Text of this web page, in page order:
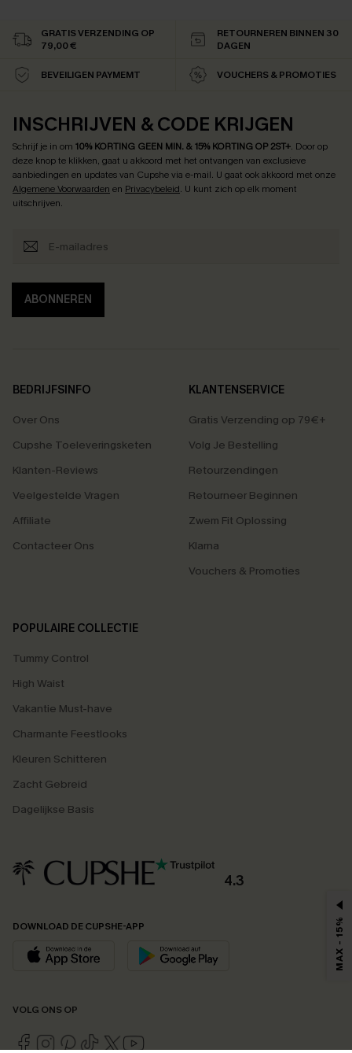
GRATIS VERZENDING OP
79,00 €
RETOURNEREN BINNEN 30
DAGEN
BEVEILIGEN PAYMEMT VOUCHERS & PROMOTIES
INSCHRIJVEN & CODE KRIJGEN
Schrijf je in om 10% KORTING GEEN MIN. & 15% KORTING OP 2ST+. Door op
deze knop te klikken, gaat u akkoord met het ontvangen van exclusieve
aanbiedingen en updates van Cupshe via e-mail. U gaat ook akkoord met onze
Algemene Voorwaarden en Privacybeleid. U kunt zich op elk moment
uitschrijven.
ABONNEREN
BEDRIJFSINFO
Over Ons
Cupshe Toeleveringsketen
Klanten-Reviews
Veelgestelde Vragen
Affiliate
Contacteer Ons
KLANTENSERVICE
Gratis Verzending op 79€+
Volg Je Bestelling
Retourzendingen
Retourneer Beginnen
Zwem Fit Oplossing
Klarna
Vouchers & Promoties
POPULAIRE COLLECTIE
Tummy Control
High Waist
Vakantie Must-have
Charmante Feestlooks
Kleuren Schitteren
Zacht Gebreid
Dagelijkse Basis
4.3
DOWNLOAD DE CUPSHE-APP
VOLG ONS OP
MAX - 15%